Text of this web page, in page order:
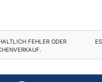
FEHLER ODER